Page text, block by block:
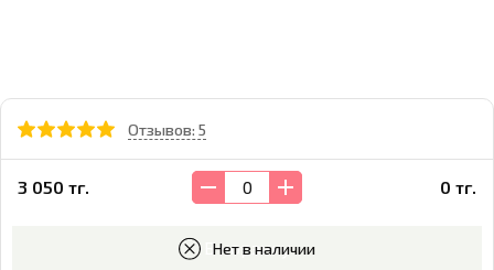
Отзывов: 5
3 050 тг. 0 тг.
Нет в наличии
В корзину